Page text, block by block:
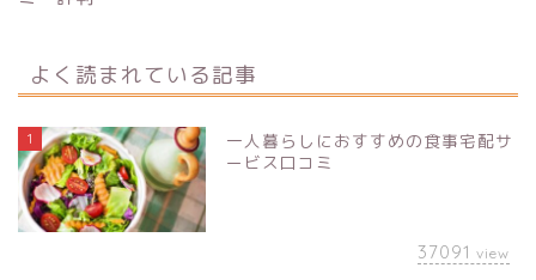
よく読まれている記事
1
一人暮らしにおすすめの食事宅配サ
ービス口コミ
37091 view